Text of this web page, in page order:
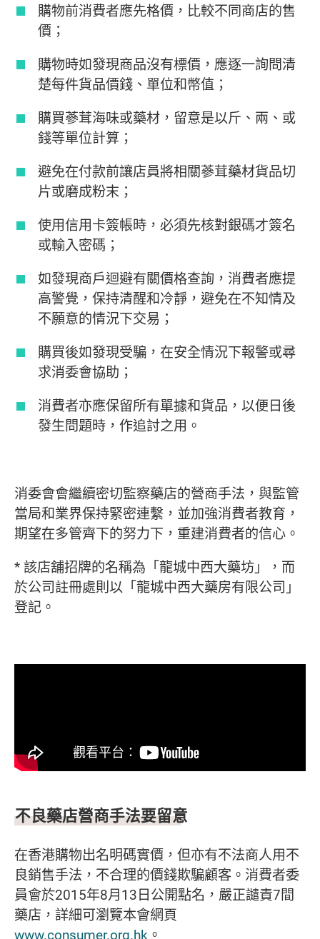
購物前消費者應先格價，比較不同商店的售
價；
購物時如發現商品沒有標價，應逐一詢問清
楚每件貨品價錢、單位和幣值；
購買蔘茸海味或藥材，留意是以斤、兩、或
錢等單位計算；
避免在付款前讓店員將相關蔘茸藥材貨品切
片或磨成粉末；
使用信用卡簽帳時，必須先核對銀碼才簽名
或輸入密碼；
如發現商戶迴避有關價格查詢，消費者應提
高警覺，保持清醒和冷靜，避免在不知情及
不願意的情況下交易；
購買後如發現受騙，在安全情況下報警或尋
求消委會協助；
消費者亦應保留所有單據和貨品，以便日後
發生問題時，作追討之用。
消委會會繼續密切監察藥店的營商手法，與監管
當局和業界保持緊密連繫，並加強消費者教育，
期望在多管齊下的努力下，重建消費者的信心。
* 該店舖招牌的名稱為「龍城中西大藥坊」，而
於公司註冊處則以「龍城中西大藥房有限公司」
登記。
不良藥店營商手法要留意
在香港購物出名明碼實價，但亦有不法商人用不
良銷售手法，不合理的價錢欺騙顧客。消費­者委
員會於2015年8月13日公開點名，嚴正譴責7間
藥店，詳細可瀏覽本會網頁
www.consumer.org.hk 。